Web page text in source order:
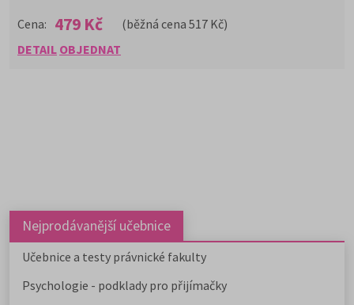
Cena: 479 Kč
(běžná cena 517 Kč)
DETAIL OBJEDNAT
Nejprodávanější učebnice
Učebnice a testy právnické fakulty
Psychologie - podklady pro přijímačky